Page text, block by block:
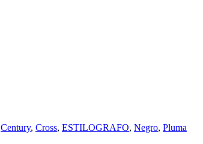
Century, Cross, ESTILOGRAFO, Negro, Pluma